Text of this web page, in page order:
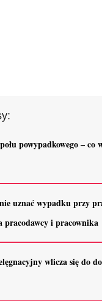
powypadkowego – co
uznać wypadku przy
pracodawcy i pracownika
wlicza się do